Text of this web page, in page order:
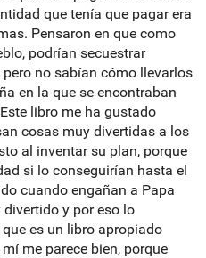
que tenía que pagar era
Pensaron en que como
podrían secuestrar
no sabían cómo llevarlos
en la que se encontraban
libro me ha gustado
cosas muy divertidas a los
al inventar su plan, porque
si lo conseguirían hasta el
cuando engañan a Papa
y por eso lo
es un libro apropiado
me parece bien, porque